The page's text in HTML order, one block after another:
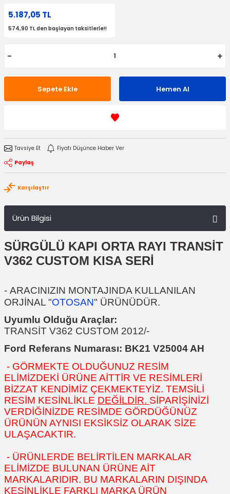
5.187,05 TL
574,90 TL den başlayan taksitlerle!!
Sepete Ekle Hemen Al
Tavsiye Et
Fiyatı Düşünce Haber Ver
Paylaş
Karşılaştır
Ürün Bilgisi
SÜRGÜLÜ KAPI ORTA RAYI TRANSİT
V362 CUSTOM KISA SERİ
- ARACINIZIN MONTAJINDA KULLANILAN
ORJİNAL "OTOSAN" ÜRÜNÜDÜR.
Uyumlu Olduğu Araçlar:
TRANSİT V362 CUSTOM 2012/-
Ford Referans Numarası: BK21 V25004 AH
- GÖRMEKTE OLDUĞUNUZ RESİM
ELİMİZDEKİ ÜRÜNE AİTTİR VE RESİMLERİ
BİZZAT KENDİMİZ ÇEKMEKTEYİZ. TEMSİLİ
RESİM KESİNLİKLE DEĞİLDİR. SİPARİŞİNİZİ
VERDİĞİNİZDE RESİMDE GÖRDÜĞÜNÜZ
ÜRÜNÜN AYNISI EKSİKSİZ OLARAK SİZE
ULAŞACAKTIR.
- ÜRÜNLERDE BELİRTİLEN MARKALAR
ELİMİZDE BULUNAN ÜRÜNE AİT
MARKALARIDIR. BU MARKALARIN DIŞINDA
KESİNLİKLE FARKLI MARKA ÜRÜN